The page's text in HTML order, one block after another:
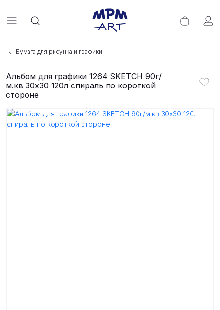
Бумага для рисунка и графики
Альбом для графики 1264 SKETCH 90г/
м.кв 30х30 120л спираль по короткой
стороне